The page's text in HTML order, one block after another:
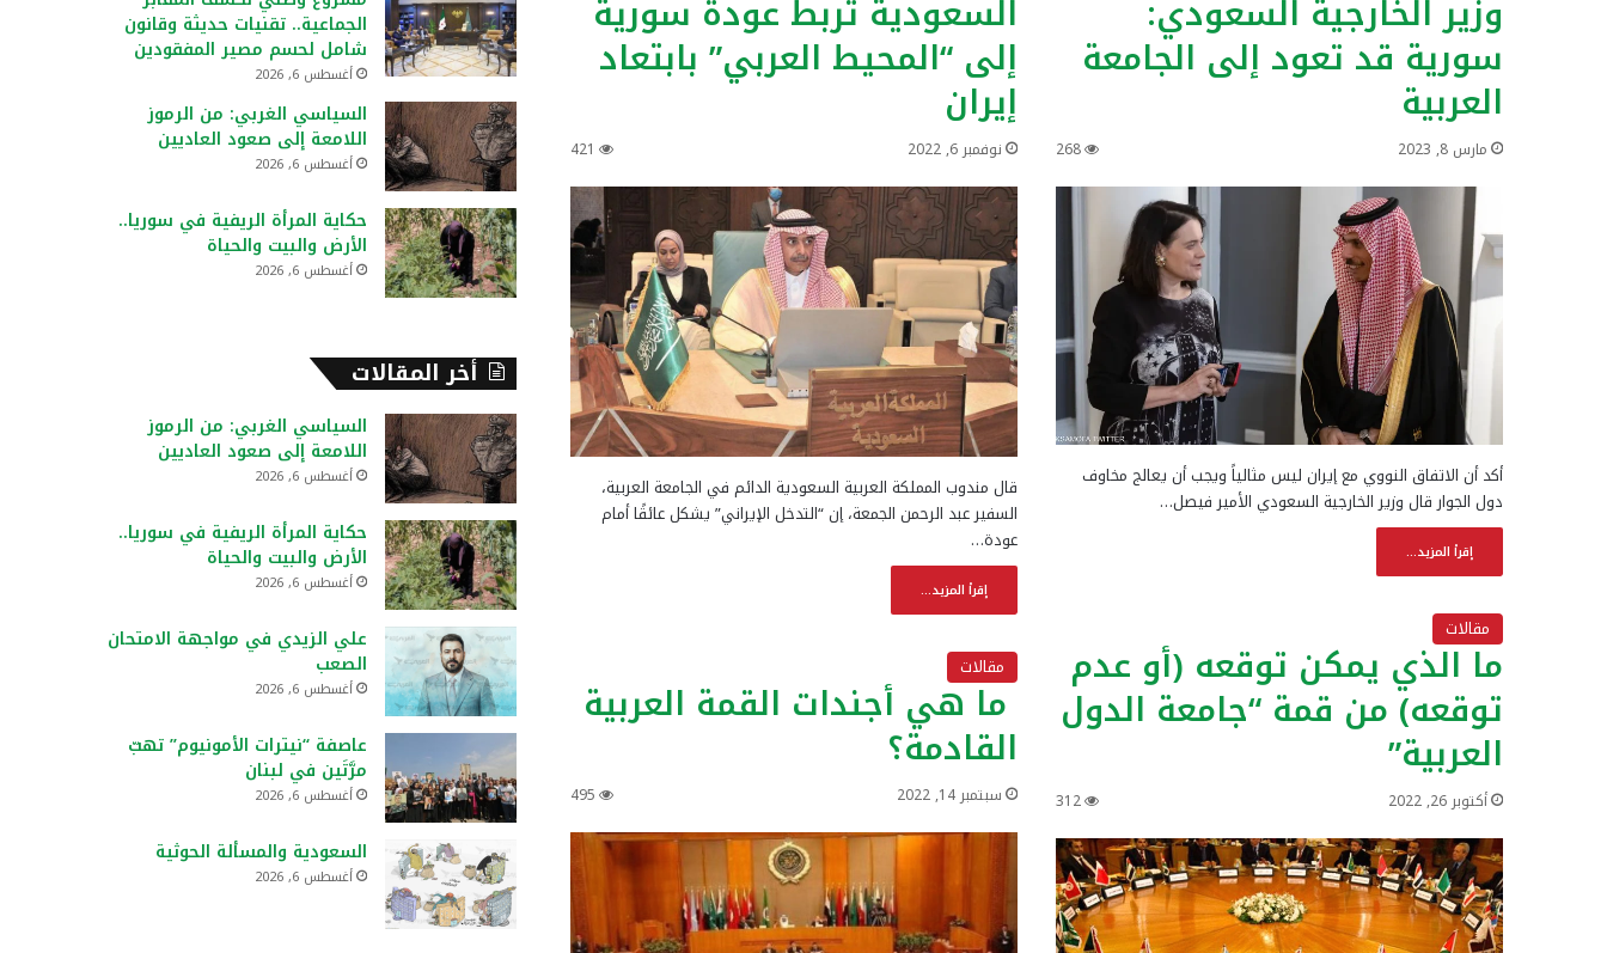
وزير الخارجية السعودي:
سورية قد تعود إلى الجامعة
العربية
مارس 8, 2023 268
أكد أن الاتفاق النووي مع إيران ليس مثالياً ويجب أن يعالج مخاوف
دول الجوار قال وزير الخارجية السعودي الأمير فيصل…
إقرأ المزيد...
السعودية تربط عودة سورية
إلى “المحيط العربي” بابتعاد
إيران
نوفمبر 6, 2022 421
قال مندوب المملكة العربية السعودية الدائم في الجامعة العربية،
السفير عبد الرحمن الجمعة، إن “التدخل الإيراني” يشكل عائقًا أمام
عودة…
إقرأ المزيد...
مقالات
ما الذي يمكن توقعه (أو عدم
توقعه) من قمة “جامعة الدول
العربية”
أكتوبر 26, 2022 312
مقالات
ما هي أجندات القمة العربية
القادمة؟
سبتمبر 14, 2022 495
:
الجماعية.. تقنيات حديثة وقانون
شامل لحسم مصير المفقودين
أغسطس 6, 2026
السياسي الغربي: من الرموز
اللامعة إلى صعود العاديين
أغسطس 6, 2026
حكاية المرأة الريفية في سوريا..
الأرض والبيت والحياة
أغسطس 6, 2026
أخر المقالات
السياسي الغربي: من الرموز
اللامعة إلى صعود العاديين
أغسطس 6, 2026
حكاية المرأة الريفية في سوريا..
الأرض والبيت والحياة
أغسطس 6, 2026
علي الزيدي في مواجهة الامتحان
الصعب
أغسطس 6, 2026
عاصفة “نيترات الأمونيوم” تهبّ
مرَّتَين في لبنان
أغسطس 6, 2026
السعودية والمسألة الحوثية
أغسطس 6, 2026